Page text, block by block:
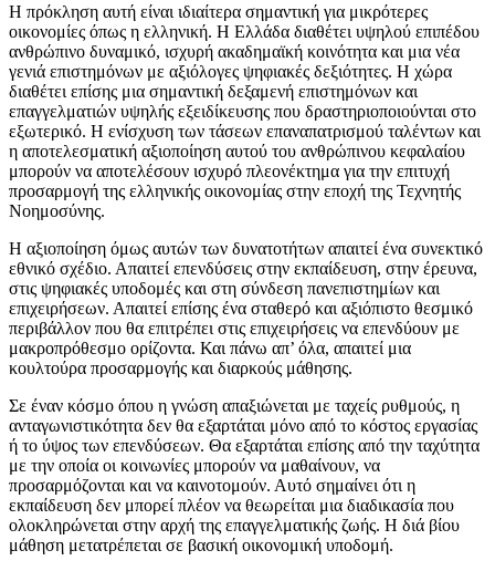
Η πρόκληση αυτή είναι ιδιαίτερα σημαντική για μικρότερες
οικονομίες όπως η ελληνική. Η Ελλάδα διαθέτει υψηλού επιπέδου
ανθρώπινο δυναμικό, ισχυρή ακαδημαϊκή κοινότητα και μια νέα
γενιά επιστημόνων με αξιόλογες ψηφιακές δεξιότητες. Η χώρα
διαθέτει επίσης μια σημαντική δεξαμενή επιστημόνων και
επαγγελματιών υψηλής εξειδίκευσης που δραστηριοποιούνται στο
εξωτερικό. Η ενίσχυση των τάσεων επαναπατρισμού ταλέντων και
η αποτελεσματική αξιοποίηση αυτού του ανθρώπινου κεφαλαίου
μπορούν να αποτελέσουν ισχυρό πλεονέκτημα για την επιτυχή
προσαρμογή της ελληνικής οικονομίας στην εποχή της Τεχνητής
Νοημοσύνης.
Η αξιοποίηση όμως αυτών των δυνατοτήτων απαιτεί ένα συνεκτικό
εθνικό σχέδιο. Απαιτεί επενδύσεις στην εκπαίδευση, στην έρευνα,
στις ψηφιακές υποδομές και στη σύνδεση πανεπιστημίων και
επιχειρήσεων. Απαιτεί επίσης ένα σταθερό και αξιόπιστο θεσμικό
περιβάλλον που θα επιτρέπει στις επιχειρήσεις να επενδύουν με
μακροπρόθεσμο ορίζοντα. Και πάνω απ’ όλα, απαιτεί μια
κουλτούρα προσαρμογής και διαρκούς μάθησης.
Σε έναν κόσμο όπου η γνώση απαξιώνεται με ταχείς ρυθμούς, η
ανταγωνιστικότητα δεν θα εξαρτάται μόνο από το κόστος εργασίας
ή το ύψος των επενδύσεων. Θα εξαρτάται επίσης από την ταχύτητα
με την οποία οι κοινωνίες μπορούν να μαθαίνουν, να
προσαρμόζονται και να καινοτομούν. Αυτό σημαίνει ότι η
εκπαίδευση δεν μπορεί πλέον να θεωρείται μια διαδικασία που
ολοκληρώνεται στην αρχή της επαγγελματικής ζωής. Η διά βίου
μάθηση μετατρέπεται σε βασική οικονομική υποδομή.